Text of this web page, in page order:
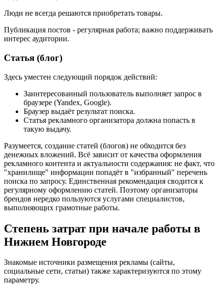
Люди не всегда решаются приобретать товары.
Публикация постов - регулярная работа; важно поддерживать
интерес аудитории.
Статья (блог)
Здесь уместен следующий порядок действий:
Заинтересованный пользователь выполняет запрос в
браузере (Yandex, Google).
Браузер выдаёт результат поиска.
Статья рекламного организатора должна попасть в
такую выдачу.
Разумеется, создание статей (блогов) не обходится без
денежных вложений. Всё зависит от качества оформления
рекламного контента и актуальности содержания: не факт, что
"хранилище" информации попадёт в "избранный" перечень
поиска по запросу. Единственная рекомендация сводится к
регулярному оформлению статей. Поэтому организаторы
брендов нередко пользуются услугами специалистов,
выполняющих грамотные работы.
Степень затрат при начале работы в
Нижнем Новгороде
Знакомые источники размещения рекламы (сайты,
социальные сети, статьи) также характеризуются по этому
параметру.